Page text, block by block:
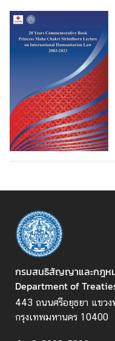
า
ย
ร
ว่
า
ง
ป
ร
ะ
ท
ศ
ข้
อ
มู
ล
เ
ข
กรมสนธิสัญญาและกฎห
Department of
443 ถนนศรีอยุธยา แขวง
กรุงเทพมหานคร 10400